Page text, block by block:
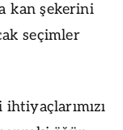
kan şekerini
seçimler
ihtiyaçlarımızı